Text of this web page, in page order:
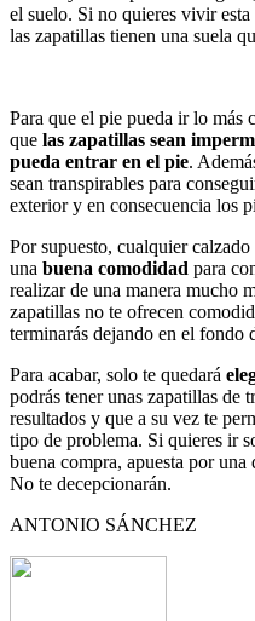
el suelo. Si no quieres vivir
las zapatillas tienen una suela
Para que el pie pueda ir lo más
que las zapatillas sean
pueda entrar en el pie.
sean transpirables para
exterior y en consecuencia los
Por supuesto, cualquier
una buena comodidad para
realizar de una manera mucho
zapatillas no te ofrecen
terminarás dejando en el fondo
Para acabar, solo te quedará
podrás tener unas zapatillas de
resultados y que a su vez te
tipo de problema. Si quieres ir
buena compra, apuesta por
No te decepcionarán.
ANTONIO SÁNCHEZ